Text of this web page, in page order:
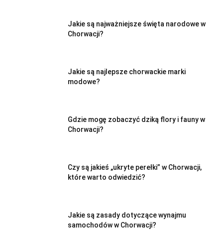
Jakie są najważniejsze święta narodowe w
Chorwacji?
Jakie są najlepsze chorwackie marki
modowe?
Gdzie mogę zobaczyć dziką flory i fauny w
Chorwacji?
Czy są jakieś „ukryte perełki” w Chorwacji,
które warto odwiedzić?
Jakie są zasady dotyczące wynajmu
samochodów w Chorwacji?